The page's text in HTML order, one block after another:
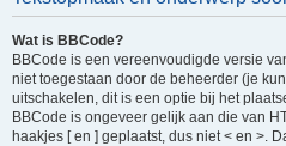
Wat is BBCode?
BBCode is een vereenvoudigde versie
niet toegestaan door de beheerder (je
uitschakelen, dit is een optie bij het
BBCode is ongeveer gelijk aan die van
haakjes [ en ] geplaatst, dus niet < en >.